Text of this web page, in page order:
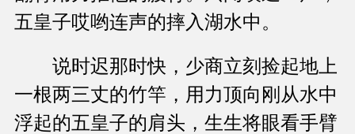
五皇子哎哟连声的摔入湖水中。
说时迟那时快，少商立刻捡起地上
一根两三丈的竹竿，用力顶向刚从水中
浮起的五皇子的肩头，生生将眼看手臂